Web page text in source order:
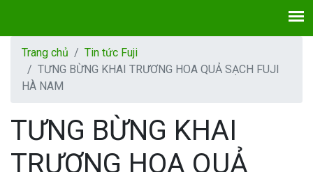
Trang chủ
Tin tức Fuji
TƯNG BỪNG KHAI TRƯƠNG HOA QUẢ SẠCH FUJI
HÀ NAM
TƯNG BỪNG KHAI
TRƯƠNG HOA QUẢ